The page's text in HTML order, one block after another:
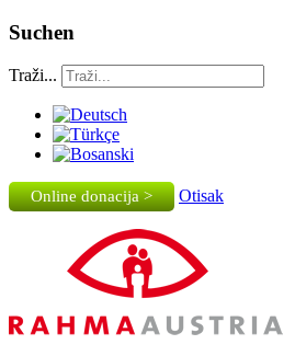
Suchen
Traži...
Online donacija > Otisak